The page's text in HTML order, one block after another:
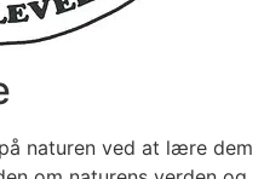
naturen ved at lære dem